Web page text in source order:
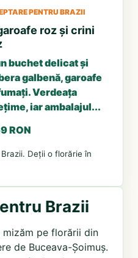
PENTRU BRAZII
roz și crini
buchet delicat și
galbenă, garoafe
Verdeața
iar ambalajul...
RON
Deții o florărie în
Brazii
mizăm pe florării din
de Buceava-Șoimuș.